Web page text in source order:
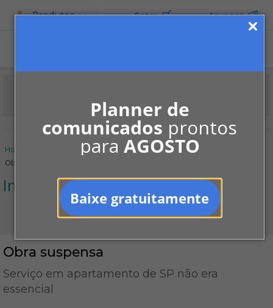
Planner de
comunicados prontos
para AGOSTO
Baixe gratuitamente
Produtos Cotar Anunciar
Home Jurisprudências
Infração às regras
Obra suspensa
Infração às regras
Obra suspensa
Serviço em apartamento de SP não era
essencial